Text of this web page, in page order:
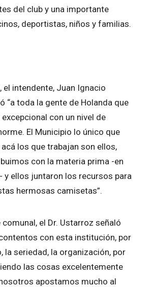
del club y una importante
deportistas, niños y familias.
el intendente, Juan Ignacio
“a toda la gente de Holanda que
con un nivel de
El Municipio lo único que
acá los que trabajan son ellos,
con la materia prima -en
y ellos juntaron los recursos para
hermosas camisetas”.
el Dr. Ustarroz señaló
con esta institución, por
la seriedad, la organización, por
las cosas excelentemente
apostamos mucho al